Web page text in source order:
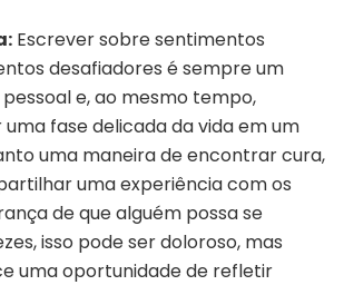
Escrever sobre sentimentos
desafiadores é sempre um
e, ao mesmo tempo,
fase delicada da vida em um
uma maneira de encontrar cura,
uma experiência com os
de que alguém possa se
isso pode ser doloroso, mas
uma oportunidade de refletir